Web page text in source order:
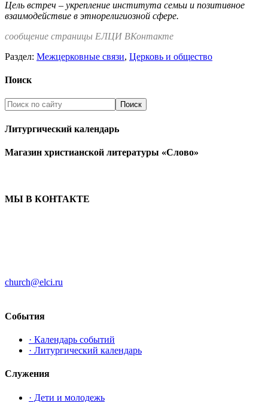
Цель встреч – укрепление института семьи и позитивное
взаимодействие в этнорелигиозной сфере.
сообщение страницы ЕЛЦИ ВКонтакте
Раздел: Межцерковные связи, Церковь и общество
Поиск
Литургический календарь
Магазин христианской литературы «Слово»
МЫ В КОНТАКТЕ
church@elci.ru
События
· Календарь событий
· Литургический календарь
Служения
· Дети и молодежь